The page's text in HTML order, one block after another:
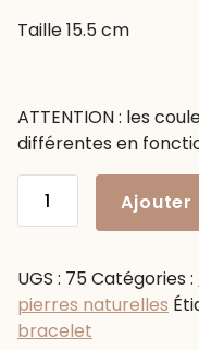
Taille 15.5 cm
ATTENTION : les
différentes en
agathe
violette
-
Ajouter
UGS : 75Catégories :
pierres naturelles
bracelet